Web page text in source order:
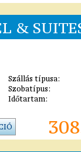
&
Szállás típusa:
Szobatípus:
Időtartam: